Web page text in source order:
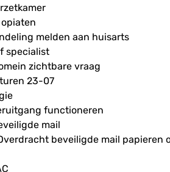
melden aan huisarts
specialist
zichtbare vraag
23-07
functioneren
mail
beveiligde mail papieren